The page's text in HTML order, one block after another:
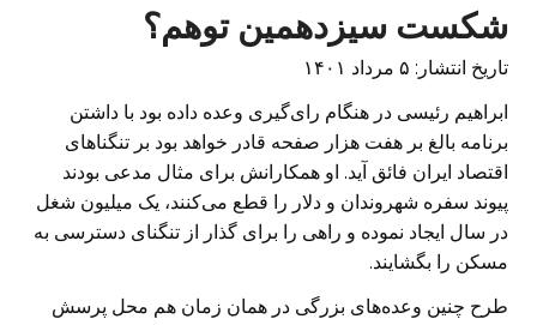
شکست سیزدهمین توهم؟
تاریخ انتشار: ۵ مرداد ۱۴۰۱
ابراهیم رئیسی در هنگام رای‌گیری وعده داده بود با داشتن
برنامه بالغ بر هفت هزار صفحه قادر خواهد بود بر تنگناهای
اقتصاد ایران فائق آید. او همکارانش برای مثال مدعی بودند
پیوند سفره شهروندان و دلار را قطع می‌کنند، یک میلیون شغل
در سال ایجاد نموده و راهی را برای گذار از تنگنای دسترسی به
مسکن را بگشایند.
طرح چنین وعده‌های بزرگی در همان زمان هم محل پرسش